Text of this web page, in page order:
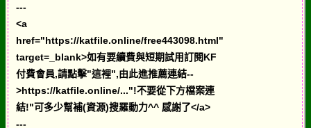
---
<a
href="https://katfile.online/free443098.html"
target=_blank>如有要續費與短期試用訂閱KF
付費會員,請點擊"這裡",由此進推薦連結--
>https://katfile.online/..."!不要從下方檔案連
結!"可多少幫補(資源)搜羅動力^^ 感謝了</a>
---